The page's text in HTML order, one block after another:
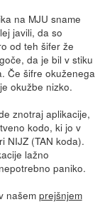
na MJU sname
javili, da so
od teh šifer že
da je bil v stiku
Če šifre okuženega
okužbe nizko.
znotraj aplikacije,
kodo, ki jo v
NIJZ (TAN koda).
lažno
paniko.
našem prejšnjem